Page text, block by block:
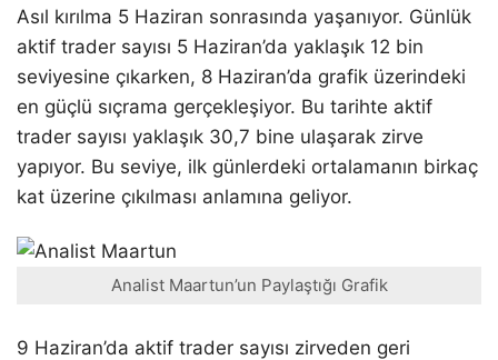
Asıl kırılma 5 Haziran sonrasında yaşanıyor. Günlük
aktif trader sayısı 5 Haziran’da yaklaşık 12 bin
seviyesine çıkarken, 8 Haziran’da grafik üzerindeki
en güçlü sıçrama gerçekleşiyor. Bu tarihte aktif
trader sayısı yaklaşık 30,7 bine ulaşarak zirve
yapıyor. Bu seviye, ilk günlerdeki ortalamanın birkaç
kat üzerine çıkılması anlamına geliyor.
Analist Maartun’un Paylaştığı Grafik
9 Haziran’da aktif trader sayısı zirveden geri